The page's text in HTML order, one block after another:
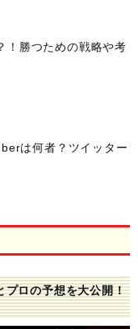
！勝つための戦略や考
は何者？ツイッター
プロの予想を大公開！